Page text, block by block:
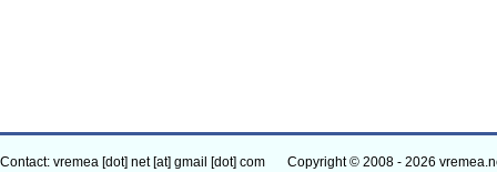
Contact: vremea [dot] net [at] gmail [dot] com Copyright © 2008 - 2026